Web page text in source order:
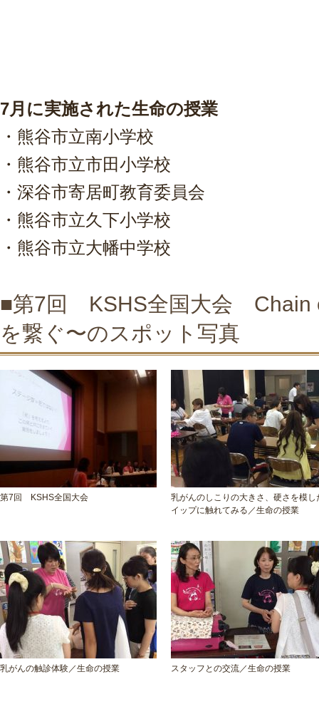
7月に実施された生命の授業
・熊谷市立南小学校
・熊谷市立市田小学校
・深谷市寄居町教育委員会
・熊谷市立久下小学校
・熊谷市立大幡中学校
■第7回 KSHS全国大会 Chain
を繋ぐ〜のスポット写真
第7回 KSHS全国大会
乳がんのしこりの大きさ、硬さを模し
イップに触れてみる／生命の授業
乳がんの触診体験／生命の授業 スタッフとの交流／生命の授業